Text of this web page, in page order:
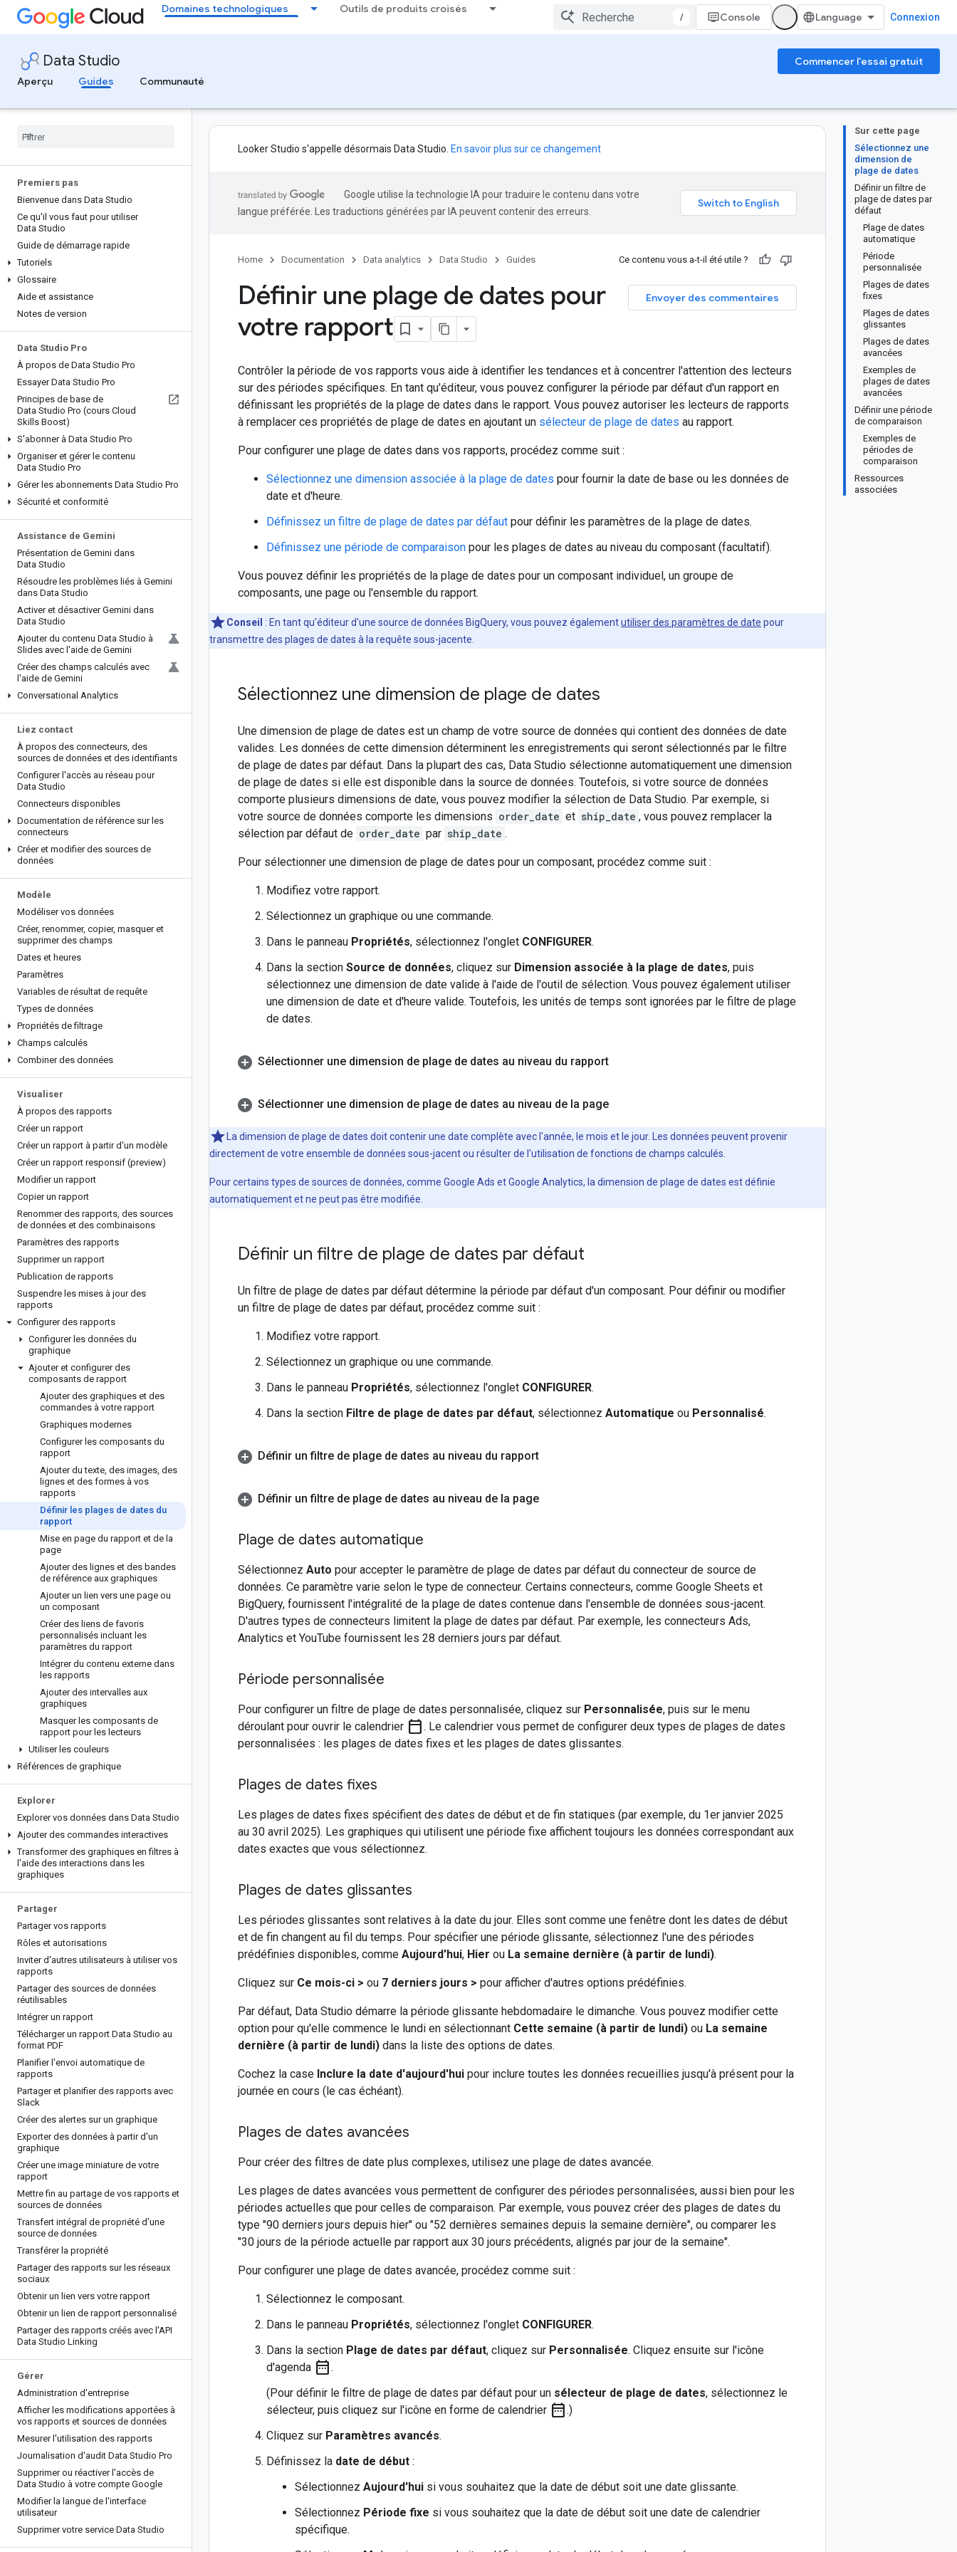
Domaines technologiques Outils de produits croisés
/ Console Connexion
Data Studio
Commencer l'essai gratuit
Aperçu
Guides Communauté
Premiers pas
Bienvenue dans Data Studio
Ce qu'il vous faut pour utiliser
Data Studio
Guide de démarrage rapide
Tutoriels
Glossaire
Aide et assistance
Notes de version
Data Studio Pro
À propos de Data Studio Pro
Essayer Data Studio Pro
Principes de base de
Data Studio Pro (cours Cloud
Skills Boost)
S'abonner à Data Studio Pro
Organiser et gérer le contenu
Data Studio Pro
Gérer les abonnements Data Studio Pro
Sécurité et conformité
Assistance de Gemini
Présentation de Gemini dans
Data Studio
Résoudre les problèmes liés à Gemini
dans Data Studio
Activer et désactiver Gemini dans
Data Studio
Ajouter du contenu Data Studio à
Slides avec l'aide de Gemini
Créer des champs calculés avec
l'aide de Gemini
Conversational Analytics
Liez contact
À propos des connecteurs, des
sources de données et des identifiants
Configurer l'accès au réseau pour
Data Studio
Connecteurs disponibles
Documentation de référence sur les
connecteurs
Créer et modifier des sources de
données
Modèle
Modéliser vos données
Créer, renommer, copier, masquer et
supprimer des champs
Dates et heures
Paramètres
Variables de résultat de requête
Types de données
Propriétés de filtrage
Champs calculés
Combiner des données
Visualiser
À propos des rapports
Créer un rapport
Créer un rapport à partir d'un modèle
Créer un rapport responsif (preview)
Modifier un rapport
Copier un rapport
Renommer des rapports, des sources
de données et des combinaisons
Paramètres des rapports
Supprimer un rapport
Publication de rapports
Suspendre les mises à jour des
rapports
Configurer des rapports
Configurer les données du
graphique
Ajouter et configurer des
composants de rapport
Ajouter des graphiques et des
commandes à votre rapport
Graphiques modernes
Configurer les composants du
rapport
Ajouter du texte, des images, des
lignes et des formes à vos
rapports
Définir les plages de dates du
rapport
Mise en page du rapport et de la
page
Ajouter des lignes et des bandes
de référence aux graphiques
Ajouter un lien vers une page ou
un composant
Créer des liens de favoris
personnalisés incluant les
paramètres du rapport
Intégrer du contenu externe dans
les rapports
Ajouter des intervalles aux
graphiques
Masquer les composants de
rapport pour les lecteurs
Utiliser les couleurs
Références de graphique
Explorer
Explorer vos données dans Data Studio
Ajouter des commandes interactives
Transformer des graphiques en filtres à
l'aide des interactions dans les
graphiques
Partager
Partager vos rapports
Rôles et autorisations
Inviter d'autres utilisateurs à utiliser vos
rapports
Partager des sources de données
réutilisables
Intégrer un rapport
Télécharger un rapport Data Studio au
format PDF
Planifier l'envoi automatique de
rapports
Partager et planifier des rapports avec
Slack
Créer des alertes sur un graphique
Exporter des données à partir d'un
graphique
Créer une image miniature de votre
rapport
Mettre fin au partage de vos rapports et
sources de données
Transfert intégral de propriété d'une
source de données
Transférer la propriété
Partager des rapports sur les réseaux
sociaux
Obtenir un lien vers votre rapport
Obtenir un lien de rapport personnalisé
Partager des rapports créés avec l'API
Data Studio Linking
Gérer
Administration d'entreprise
Afficher les modifications apportées à
vos rapports et sources de données
Mesurer l'utilisation des rapports
Journalisation d'audit Data Studio Pro
Supprimer ou réactiver l'accès de
Data Studio à votre compte Google
Modifier la langue de l'interface
utilisateur
Supprimer votre service Data Studio
Sur cette page
Sélectionnez une
dimension de
plage de dates
Définir un filtre de
plage de dates par
défaut
Plage de dates
automatique
Période
personnalisée
Plages de dates
fixes
Plages de dates
glissantes
Plages de dates
avancées
Exemples de
plages de dates
avancées
Définir une période
de comparaison
Exemples de
périodes de
comparaison
Ressources
associées
Looker Studio s'appelle désormais Data Studio. En savoir plus sur ce changement
Google utilise la technologie IA pour traduire le contenu dans votre
langue préférée. Les traductions générées par IA peuvent contenir des erreurs.
Home Documentation Data analytics Data Studio Guides Ce contenu vous a-t-il été utile ?
Envoyer des commentaires
Définir une plage de dates pour
votre rapport
Contrôler la période de vos rapports vous aide à identifier les tendances et à concentrer l'attention des lecteurs
sur des périodes spécifiques. En tant qu'éditeur, vous pouvez configurer la période par défaut d'un rapport en
définissant les propriétés de la plage de dates dans le rapport. Vous pouvez autoriser les lecteurs de rapports
à remplacer ces propriétés de plage de dates en ajoutant un sélecteur de plage de dates au rapport.
Pour configurer une plage de dates dans vos rapports, procédez comme suit :
Sélectionnez une dimension associée à la plage de dates pour fournir la date de base ou les données de
date et d'heure.
Définissez un filtre de plage de dates par défaut pour définir les paramètres de la plage de dates.
Définissez une période de comparaison pour les plages de dates au niveau du composant (facultatif).
Vous pouvez définir les propriétés de la plage de dates pour un composant individuel, un groupe de
composants, une page ou l'ensemble du rapport.
Conseil : En tant qu'éditeur d'une source de données BigQuery, vous pouvez égalementutiliser des paramètres de date pour
transmettre des plages de dates à la requête sous-jacente.
Sélectionnez une dimension de plage de dates
Une dimension de plage de dates est un champ de votre source de données qui contient des données de date
valides. Les données de cette dimension déterminent les enregistrements qui seront sélectionnés par le filtre
de plage de dates par défaut. Dans la plupart des cas, Data Studio sélectionne automatiquement une dimension
de plage de dates si elle est disponible dans la source de données. Toutefois, si votre source de données
comporte plusieurs dimensions de date, vous pouvez modifier la sélection de Data Studio. Par exemple, si
votre source de données comporte les dimensions order_date et ship_date , vous pouvez remplacer la
sélection par défaut de order_date par ship_date .
Pour sélectionner une dimension de plage de dates pour un composant, procédez comme suit :
Modifiez votre rapport.
Sélectionnez un graphique ou une commande.
Dans le panneau Propriétés, sélectionnez l'onglet CONFIGURER.
Dans la section Source de données, cliquez sur Dimension associée à la plage de dates, puis
sélectionnez une dimension de date valide à l'aide de l'outil de sélection. Vous pouvez également utiliser
une dimension de date et d'heure valide. Toutefois, les unités de temps sont ignorées par le filtre de plage
de dates.
Sélectionner une dimension de plage de dates au niveau du rapport
Sélectionner une dimension de plage de dates au niveau de la page
La dimension de plage de dates doit contenir une date complète avec l'année, le mois et le jour. Les données peuvent provenir
directement de votre ensemble de données sous-jacent ou résulter de l'utilisation de fonctions de champs calculés.
Pour certains types de sources de données, comme Google Ads et Google Analytics, la dimension de plage de dates est définie
automatiquement et ne peut pas être modifiée.
Définir un filtre de plage de dates par défaut
Un filtre de plage de dates par défaut détermine la période par défaut d'un composant. Pour définir ou modifier
un filtre de plage de dates par défaut, procédez comme suit :
Modifiez votre rapport.
Sélectionnez un graphique ou une commande.
Dans le panneau Propriétés, sélectionnez l'onglet CONFIGURER.
Dans la section Filtre de plage de dates par défaut, sélectionnez Automatique ou Personnalisé.
Définir un filtre de plage de dates au niveau du rapport
Définir un filtre de plage de dates au niveau de la page
Plage de dates automatique
Sélectionnez Auto pour accepter le paramètre de plage de dates par défaut du connecteur de source de
données. Ce paramètre varie selon le type de connecteur. Certains connecteurs, comme Google Sheets et
BigQuery, fournissent l'intégralité de la plage de dates contenue dans l'ensemble de données sous-jacent.
D'autres types de connecteurs limitent la plage de dates par défaut. Par exemple, les connecteurs Ads,
Analytics et YouTube fournissent les 28 derniers jours par défaut.
Période personnalisée
Pour configurer un filtre de plage de dates personnalisée, cliquez sur Personnalisée, puis sur le menu
déroulant pour ouvrir le calendrier calendar_today. Le calendrier vous permet de configurer deux types de plages de dates
personnalisées : les plages de dates fixes et les plages de dates glissantes.
Plages de dates fixes
Les plages de dates fixes spécifient des dates de début et de fin statiques (par exemple, du 1er janvier 2025
au 30 avril 2025). Les graphiques qui utilisent une période fixe affichent toujours les données correspondant aux
dates exactes que vous sélectionnez.
Plages de dates glissantes
Les périodes glissantes sont relatives à la date du jour. Elles sont comme une fenêtre dont les dates de début
et de fin changent au fil du temps. Pour spécifier une période glissante, sélectionnez l'une des périodes
prédéfinies disponibles, comme Aujourd'hui, Hier ou La semaine dernière (à partir de lundi).
Cliquez sur Ce mois-ci > ou 7 derniers jours > pour afficher d'autres options prédéfinies.
Par défaut, Data Studio démarre la période glissante hebdomadaire le dimanche. Vous pouvez modifier cette
option pour qu'elle commence le lundi en sélectionnant Cette semaine (à partir de lundi) ou La semaine
dernière (à partir de lundi) dans la liste des options de dates.
Cochez la case Inclure la date d'aujourd'hui pour inclure toutes les données recueillies jusqu'à présent pour la
journée en cours (le cas échéant).
Plages de dates avancées
Pour créer des filtres de date plus complexes, utilisez une plage de dates avancée.
Les plages de dates avancées vous permettent de configurer des périodes personnalisées, aussi bien pour les
périodes actuelles que pour celles de comparaison. Par exemple, vous pouvez créer des plages de dates du
type "90 derniers jours depuis hier" ou "52 dernières semaines depuis la semaine dernière", ou comparer les
"30 jours de la période actuelle par rapport aux 30 jours précédents, alignés par jour de la semaine".
Pour configurer une plage de dates avancée, procédez comme suit :
Sélectionnez le composant.
Dans le panneau Propriétés, sélectionnez l'onglet CONFIGURER.
Dans la section Plage de dates par défaut, cliquez sur Personnalisée. Cliquez ensuite sur l'icône
d'agenda date_range.
(Pour définir le filtre de plage de dates par défaut pour un sélecteur de plage de dates, sélectionnez le
sélecteur, puis cliquez sur l'icône en forme de calendrier date_range.)
Cliquez sur Paramètres avancés.
Définissez la date de début :
Sélectionnez Aujourd'hui si vous souhaitez que la date de début soit une date glissante.
Sélectionnez Période fixe si vous souhaitez que la date de début soit une date de calendrier
spécifique.